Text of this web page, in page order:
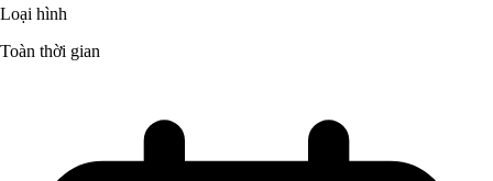
Loại hình
Toàn thời gian